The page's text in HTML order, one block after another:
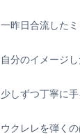
一昨日合流した
自分のイメージ
少しずつ丁寧に
ウクレレを弾く